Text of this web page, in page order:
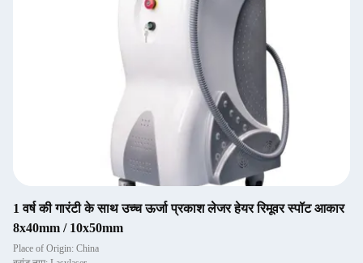
1 वर्ष की गारंटी के साथ उच्च ऊर्जा प्रकाश लेजर हेयर रिमूवर स्पॉट आकार
8x40mm / 10x50mm
Place of Origin: China